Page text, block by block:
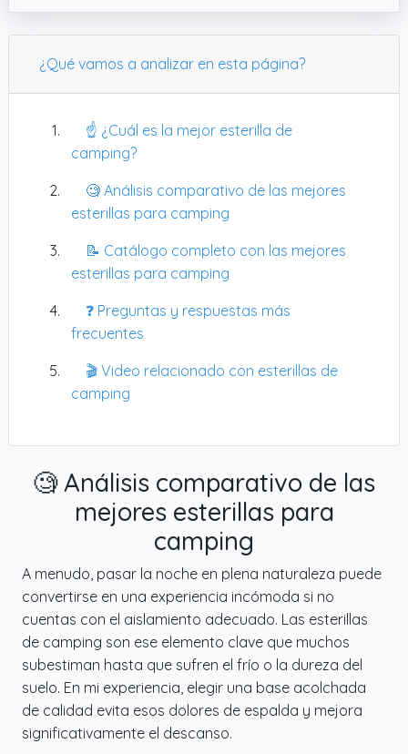
¿Qué vamos a analizar en esta página?
☝️ ¿Cuál es la mejor esterilla de
camping?
🧐 Análisis comparativo de las mejores
esterillas para camping
📝 Catálogo completo con las mejores
esterillas para camping
❓ Preguntas y respuestas más
frecuentes
🎬 Video relacionado con esterillas de
camping
🧐 Análisis comparativo de las
mejores esterillas para
camping
A menudo, pasar la noche en plena naturaleza puede
convertirse en una experiencia incómoda si no
cuentas con el aislamiento adecuado. Las esterillas
de camping son ese elemento clave que muchos
subestiman hasta que sufren el frío o la dureza del
suelo. En mi experiencia, elegir una base acolchada
de calidad evita esos dolores de espalda y mejora
significativamente el descanso.